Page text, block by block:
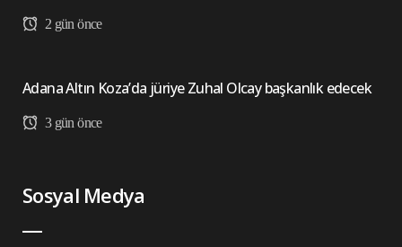
2 gün önce
Adana Altın Koza’da jüriye Zuhal Olcay başkanlık edecek
3 gün önce
Sosyal Medya